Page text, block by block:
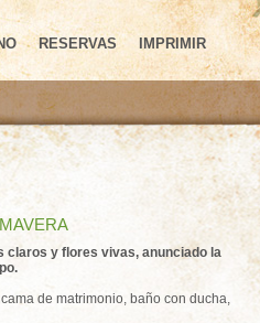
RESERVAS IMPRIMIR
claros y flores vivas, anunciado la
de matrimonio, baño con ducha,